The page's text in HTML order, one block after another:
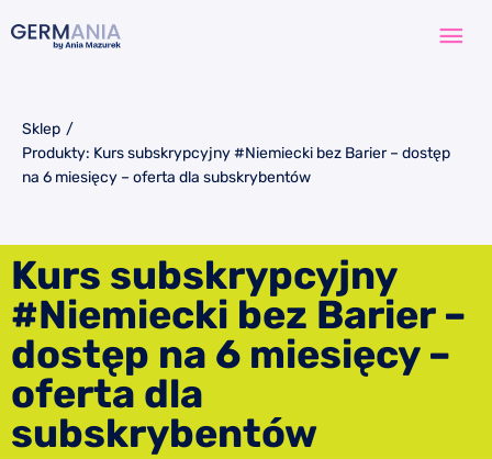
do
Sklep /
Produkty: Kurs subskrypcyjny #Niemiecki bez Barier – dostęp
na 6 miesięcy – oferta dla subskrybentów
Kurs subskrypcyjny
#Niemiecki bez Barier –
dostęp na 6 miesięcy –
oferta dla
subskrybentów